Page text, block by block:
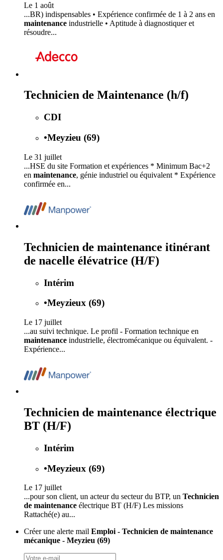
Le 1 août
...BR) indispensables • Expérience confirmée de 1 à 2 ans en
maintenance industrielle • Aptitude à diagnostiquer et
résoudre...
Technicien de Maintenance (h/f)
CDI
•Meyzieu (69)
Le 31 juillet
...HSE du site Formation et expériences * Minimum Bac+2
en maintenance, génie industriel ou équivalent * Expérience
confirmée en...
Technicien de maintenance itinérant
de nacelle élévatrice (H/F)
Intérim
•Meyzieux (69)
Le 17 juillet
...au suivi technique. Le profil - Formation technique en
maintenance industrielle, électromécanique ou équivalent. -
Expérience...
Technicien de maintenance électrique
BT (H/F)
Intérim
•Meyzieux (69)
Le 17 juillet
...pour son client, un acteur du secteur du BTP, un Technicien
de maintenance électrique BT (H/F) Les missions
Rattaché(e) au...
Créer une alerte mail Emploi - Technicien de maintenance
mécanique - Meyzieu (69)